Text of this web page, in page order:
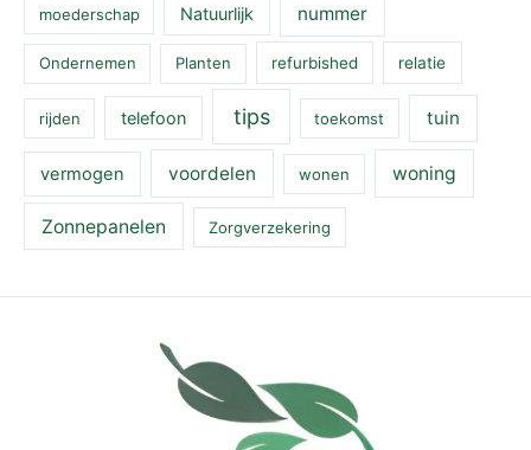
moederschap Natuurlijk nummer
Ondernemen Planten refurbished relatie
rijden telefoon tips toekomst tuin
vermogen voordelen wonen woning
Zonnepanelen Zorgverzekering